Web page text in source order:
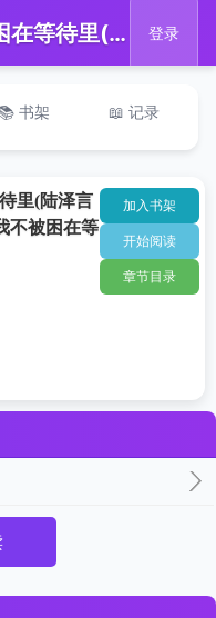
📖 热门小说我不被困在等待里(陆泽言林知榆)精选章节阅读-我不被困在等待里陆泽言林知榆 登录
📚 书架 📖 记录
里(陆泽言
不被困在等
加入书架
开始阅读
章节目录